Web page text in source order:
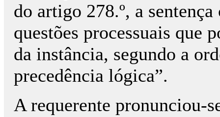
do artigo 278.º, a
questões processuais que
da instância, segundo a
precedência lógica”.
A requerente pronunciou-